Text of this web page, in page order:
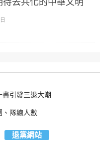
待去共化的中華文明
書引發三退大潮
、隊總人數
退黨網站